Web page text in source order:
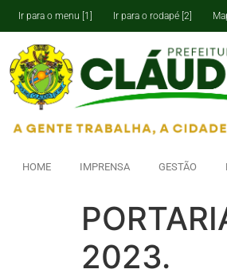
Ir para o menu [1] Ir para o rodapé [2]
HOME IMPRENSA GESTÃO
2023.